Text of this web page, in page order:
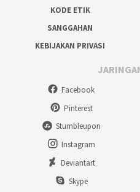
KODE ETIK
SANGGAHAN
KEBIJAKAN PRIVASI
Facebook
Pinterest
Stumbleupon
Instagram
Deviantart
Skype